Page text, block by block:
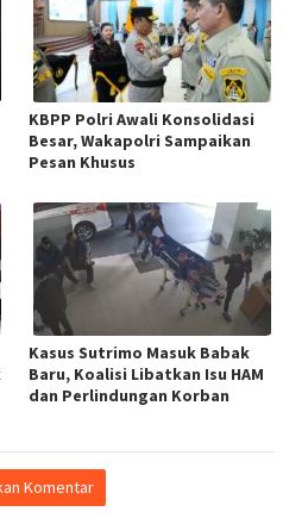
KBPP Polri Awali Konsolidasi
Besar, Wakapolri Sampaikan
Pesan Khusus
Kasus Sutrimo Masuk Babak
Baru, Koalisi Libatkan Isu HAM
dan Perlindungan Korban
Komentar